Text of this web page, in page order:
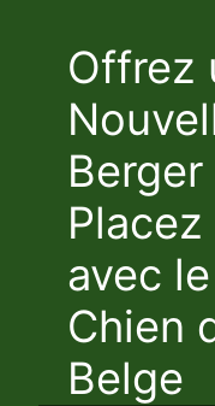
Offrez
avec
Chien
Belge